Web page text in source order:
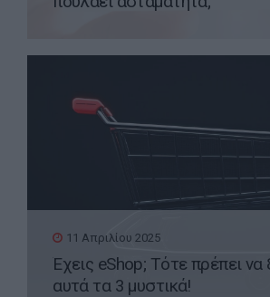
11 Απριλίου 2025
Έχεις eShop; Τότε πρέπει να
αυτά τα 3 μυστικά!